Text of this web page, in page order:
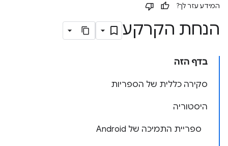
המידע עזר לך?
הנחת הקרקע
בדף הזה
סקירה כללית של הספריות
היסטוריה
ספריית התמיכה של Android